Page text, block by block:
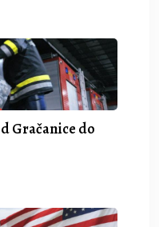
Gračanice do